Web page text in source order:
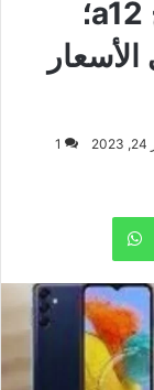
أسعار تليفونات سامسونج a12؛
1
واتساب